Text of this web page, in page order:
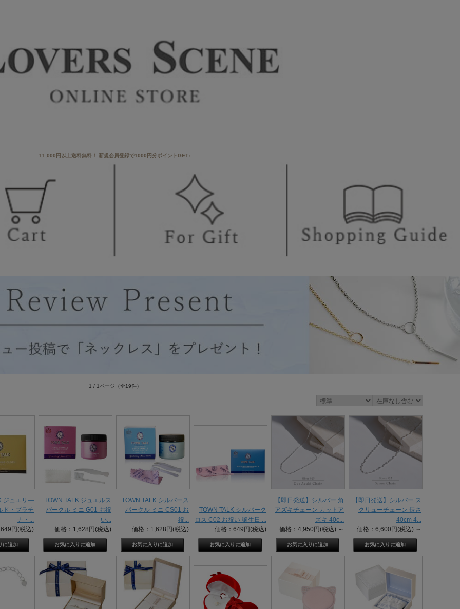
11,000円以上送料無料！ 新規会員登録で1000円分ポイントGET♪
1 / 1ページ （全19件）
ジュエリ―
ド・プラチ
ナ・...
円(税込)
TOWN TALK ジュエルス
パークル ミニ G01 お祝
い...
価格：1,628円(税込)
TOWN TALK シルバース
パークル ミニ CS01 お
祝...
価格：1,628円(税込)
TOWN TALK シルバーク
ロス C02 お祝い 誕生日 ...
価格：649円(税込)
【即日発送】シルバー 角
アズキチェーン カットア
ズキ 40c...
価格：4,950円(税込) ～
【即日発送】シルバー ス
クリューチェーン 長さ
40cm 4...
価格：6,600円(税込) ～